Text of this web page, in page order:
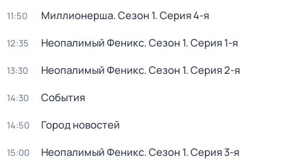
11:50 Миллионерша. Сезон 1. Серия 4-я
12:35 Неопалимый Феникс. Сезон 1. Серия 1-я
13:30 Неопалимый Феникс. Сезон 1. Серия 2-я
14:30 События
14:50 Город новостей
15:00 Неопалимый Феникс. Сезон 1. Серия 3-я